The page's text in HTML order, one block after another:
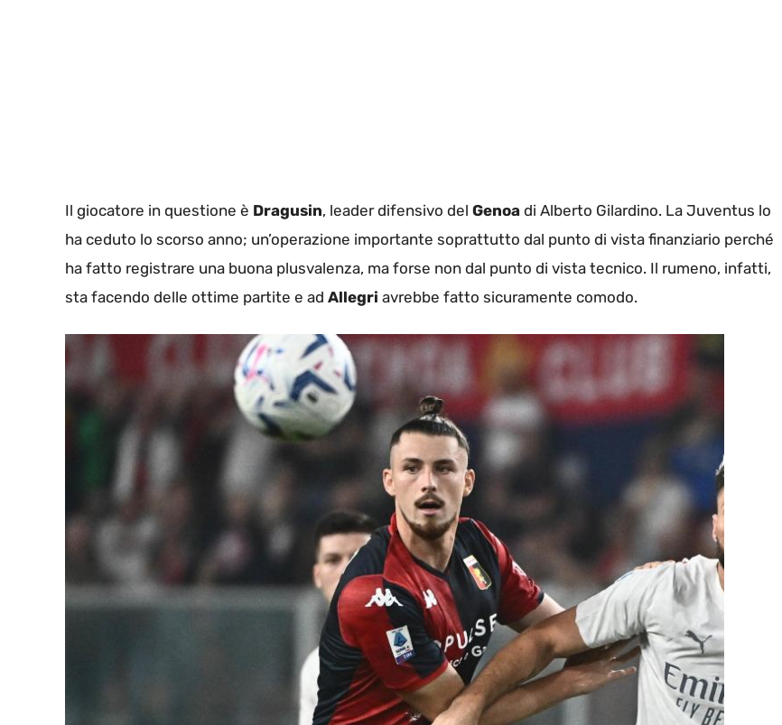
Il giocatore in questione è Dragusin, leader difensivo del Genoa di Alberto Gilardino. La Juventus lo
ha ceduto lo scorso anno; un’operazione importante soprattutto dal punto di vista finanziario perché
ha fatto registrare una buona plusvalenza, ma forse non dal punto di vista tecnico. Il rumeno, infatti,
sta facendo delle ottime partite e ad Allegri avrebbe fatto sicuramente comodo.